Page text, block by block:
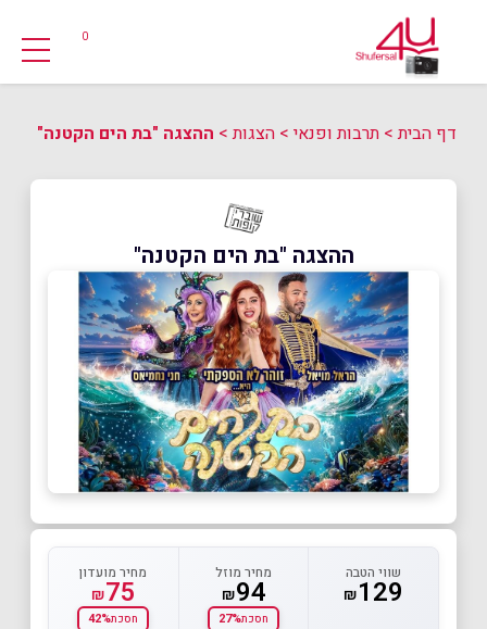
0
דף הבית> תרבות ופנאי > הצגות> ההצגה "בת הים הקטנה"
ההצגה "בת הים הקטנה"
שווי הטבה
₪129
מחיר מוזל
₪94
חסכת27%
מחיר מועדון
₪75
חסכת42%